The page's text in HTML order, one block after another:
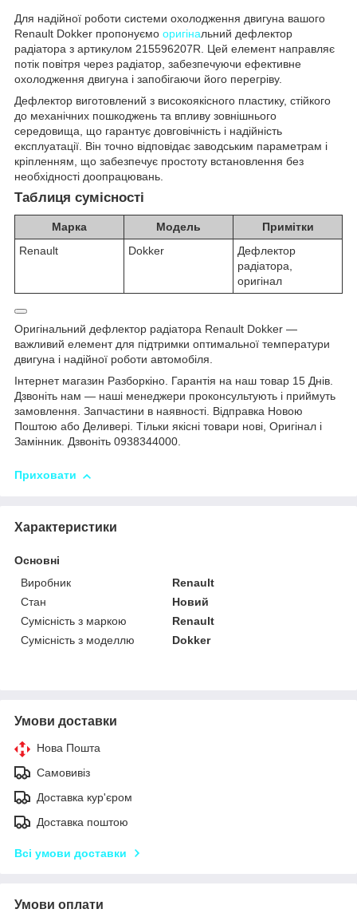
Для надійної роботи системи охолодження двигуна вашого
Renault Dokker пропонуємо оригінальний дефлектор
радіатора з артикулом 215596207R. Цей елемент направляє
потік повітря через радіатор, забезпечуючи ефективне
охолодження двигуна і запобігаючи його перегріву.
Дефлектор виготовлений з високоякісного пластику, стійкого
до механічних пошкоджень та впливу зовнішнього
середовища, що гарантує довговічність і надійність
експлуатації. Він точно відповідає заводським параметрам і
кріпленням, що забезпечує простоту встановлення без
необхідності доопрацювань.
Таблиця сумісності
Марка Модель
Примітки
Renault
Dokker
Дефлектор
радіатора,
оригінал
Оригінальний дефлектор радіатора Renault Dokker —
важливий елемент для підтримки оптимальної температури
двигуна і надійної роботи автомобіля.
Інтернет магазин Разборкіно. Гарантія на наш товар 15 Днів.
Дзвоніть нам — наші менеджери проконсультують і приймуть
замовлення. Запчастини в наявності. Відправка Новою
Поштою або Деливері. Тільки якісні товари нові, Оригінал і
Замінник. Дзвоніть 0938344000.
Приховати
Характеристики
Основні
Виробник
Renault
Стан
Новий
Сумісність з маркою
Renault
Сумісність з моделлю
Dokker
Умови доставки
Нова Пошта
Самовивіз
Доставка кур'єром
Доставка поштою
Всі умови доставки
Умови оплати